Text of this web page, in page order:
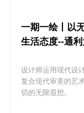
一期一绘丨以
生活态度--通
设计师运用现代设
复合现代审美的艺
切的无限遐想。